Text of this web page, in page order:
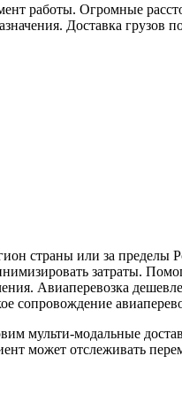
работы. Огромные
Доставка грузов
страны или за пределы
затраты.
Авиаперевозка
сопровождение
мульти-модальные
может отслеживать